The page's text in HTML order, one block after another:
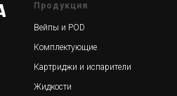
Продукция
Вейпы и POD
Комплектующие
Картриджи и испарители
Жидкости